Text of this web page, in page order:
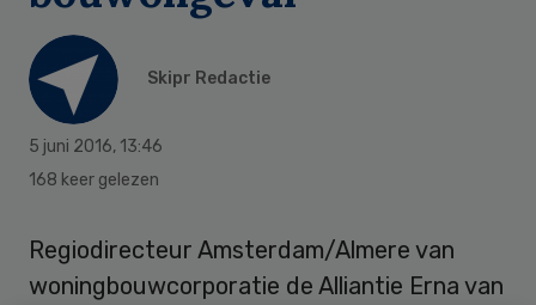
Skipr Redactie
5 juni 2016, 13:46
168 keer gelezen
Regiodirecteur Amsterdam/Almere van
woningbouwcorporatie de Alliantie Erna van